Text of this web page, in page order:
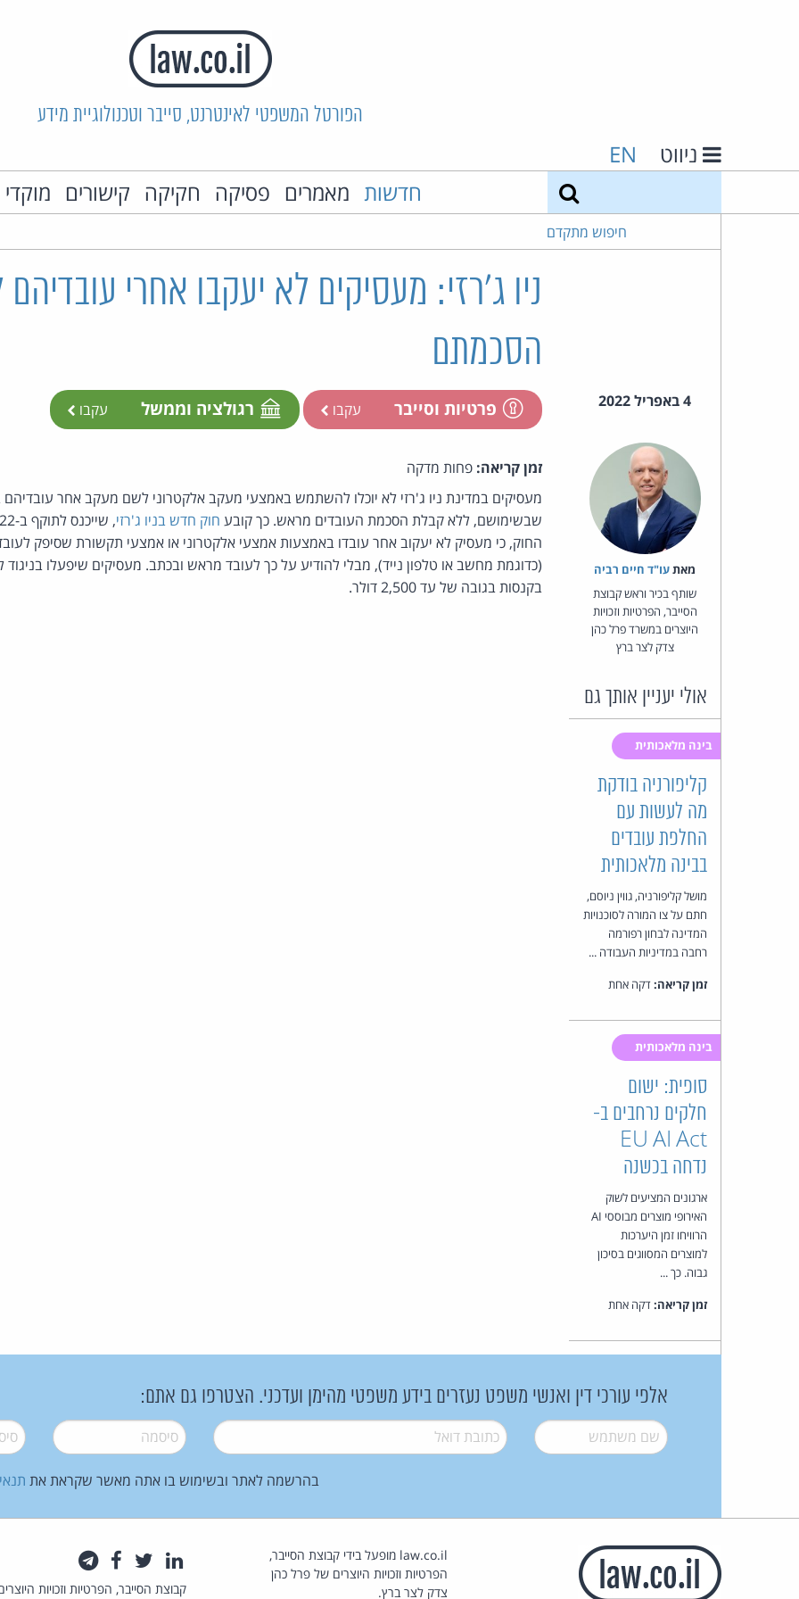
הפורטל המשפטי לאינטרנט, סייבר וטכנולוגיית מידע
ניווט EN
חדשות מאמרים פסיקה חקיקה קישורים
חיפוש מתקדם
ניו ג'רזי: מעסיקים לא יעקבו אחרי
הסכמתם
4 באפריל 2022 פרטיות וסייבר עקבו רגולציה וממשל עקבו
מאת‏עו"ד חיים רביה
שותף בכיר וראש קבוצת
הסייבר, הפרטיות וזכויות
היוצרים במשרד פרל כהן
צדק לצר ברץ
אולי יעניין אותך גם
בינה מלאכותית
קליפורניה בודקת
מה לעשות עם
החלפת עובדים
בבינה מלאכותית
מושל קליפורניה, גווין ניוסם,
חתם על צו המורה לסוכנויות
המדינה לבחון רפורמה
רחבה במדיניות העבודה ...
זמן קריאה:דקה אחת
בינה מלאכותית
סופית: ישום
חלקים נרחבים ב-
EU AI Act
נדחה בכשנה
ארגונים המציעים לשוק
האירופי מוצרים מבוססי AI
הרוויחו זמן היערכות
למוצרים המסווגים בסיכון
גבוה. כך ...
זמן קריאה:דקה אחת
זמן קריאה: פחות מדקה
מעסיקים במדינת ניו ג'רזי לא יוכלו להשתמש באמצעי מעקב אלקטרוני לשם מעקב אחר
שבשימושם, ללא קבלת הסכמת העובדים מראש. כך קובע חוק חדש בניו ג'רזי
החוק, כי מעסיק לא יעקוב אחר עובדו באמצעות אמצעי אלקטרוני או אמצעי תקשורת שסיפק
(כדוגמת מחשב או טלפון נייד), מבלי להודיע על כך לעובד מראש ובכתב. מעסיקים שיפעלו
בקנסות בגובה של עד 2,500 דולר.
אלפי עורכי דין ואנשי משפט נעזרים בידע משפטי מהימן ועדכני. הצטרפו גם אתם:
שם משתמש* דואל* סיסמה*
בהרשמה לאתר ובשימוש בו אתה מאשר שקראת את
law.co.il מופעל בידי קבוצת הסייבר,
הפרטיות וזכויות היוצרים של פרל כהן
צדק לצר ברץ.
לינקדאין
טוויטרפייסבוק
קבוצת הסייבר, הפרטיות וזכויות